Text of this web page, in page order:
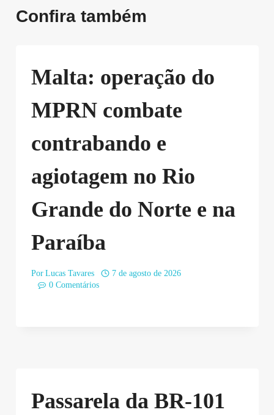
Confira também
Malta: operação do
MPRN combate
contrabando e
agiotagem no Rio
Grande do Norte e na
Paraíba
Por Lucas Tavares
7 de agosto de 2026
0 Comentários
Passarela da BR-101